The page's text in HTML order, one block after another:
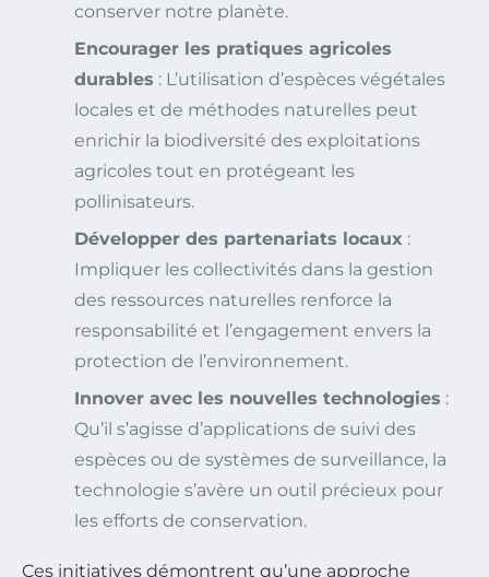
conserver notre planète.
Encourager les pratiques agricoles
durables : L’utilisation d’espèces végétales
locales et de méthodes naturelles peut
enrichir la biodiversité des exploitations
agricoles tout en protégeant les
pollinisateurs.
Développer des partenariats locaux :
Impliquer les collectivités dans la gestion
des ressources naturelles renforce la
responsabilité et l’engagement envers la
protection de l’environnement.
Innover avec les nouvelles technologies :
Qu’il s’agisse d’applications de suivi des
espèces ou de systèmes de surveillance, la
technologie s’avère un outil précieux pour
les efforts de conservation.
Ces initiatives démontrent qu’une approche